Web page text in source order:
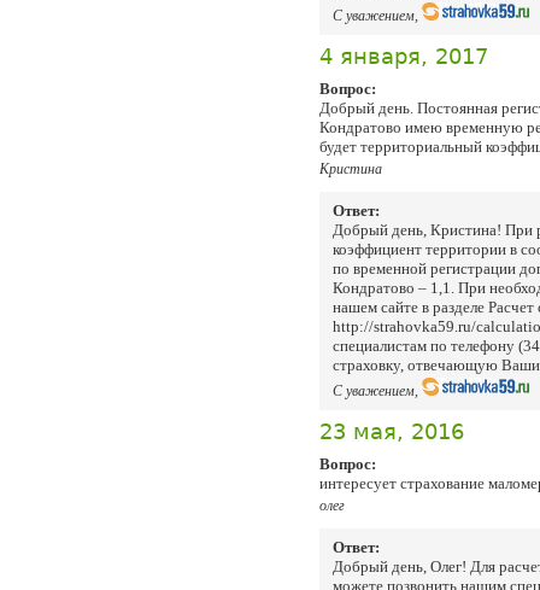
С уважением,
4 января, 2017
Вопрос:
Добрый день. Постоянная
Кондратово имею временную
будет территориальный
Кристина
Ответ:
Добрый день, Кристина! При
коэффициент территории в
по временной регистрации
Кондратово – 1,1. При
нашем сайте в разделе Расчет
http://strahovka59.ru/
специалистам по телефону
страховку, отвечающую
С уважением,
23 мая, 2016
Вопрос:
интересует страхование
олег
Ответ:
Добрый день, Олег! Для
можете позвонить нашим